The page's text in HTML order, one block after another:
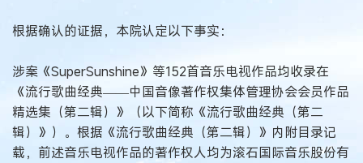
根据确认的证据，本院认定以下事实：
涉案《SuperSunshine》等152首音乐电视作品均收录在
《流行歌曲经典——中国音像著作权集体管理协会会员作品
精选集（第二辑）》（以下简称《流行歌曲经典（第二
辑）》）。根据《流行歌曲经典（第二辑）》内附目录记
载，前述音乐电视作品的著作权人均为滚石国际音乐股份有